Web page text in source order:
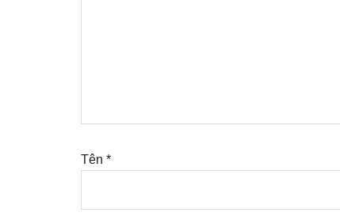
Tên *